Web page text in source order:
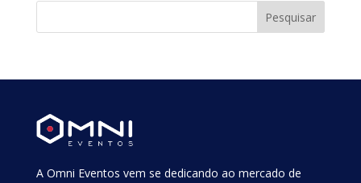
A Omni Eventos vem se dedicando ao mercado de